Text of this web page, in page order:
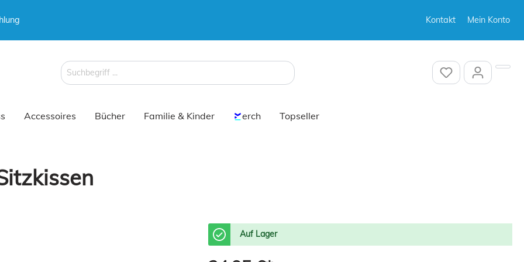
Kontakt Mein Konto
Accessoires Bücher Familie & Kinder erch Topseller
Auf Lager
Schirme